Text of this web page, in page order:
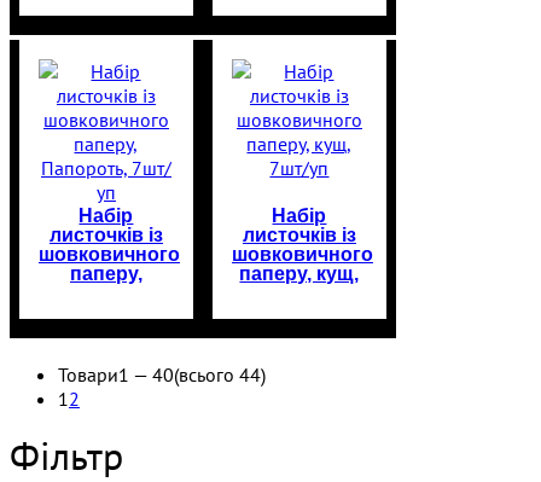
Набір
листочків із
шовковичного
паперу,
Набір
листочків із
шовковичного
паперу, кущ,
Товари1 — 40(всього 44)
1 2
Фільтр